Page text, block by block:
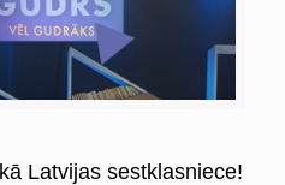
Latvijas sestklasniece!